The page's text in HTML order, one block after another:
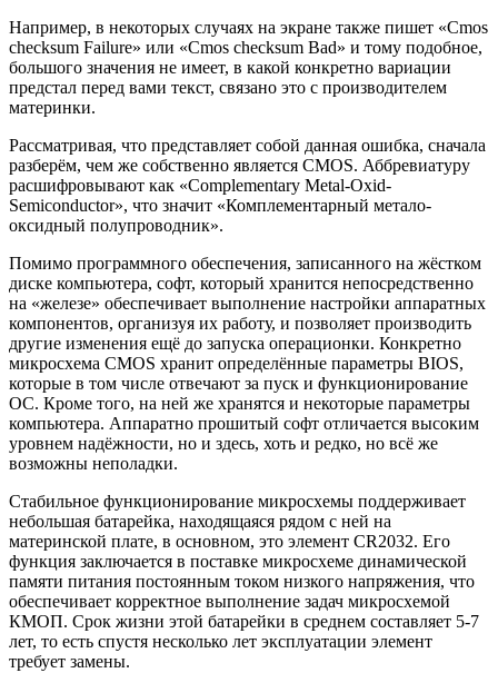
Например, в некоторых случаях на экране также пишет «Cmos
checksum Failure» или «Cmos checksum Bad» и тому подобное,
большого значения не имеет, в какой конкретно вариации
предстал перед вами текст, связано это с производителем
материнки.
Рассматривая, что представляет собой данная ошибка, сначала
разберём, чем же собственно является CMOS. Аббревиатуру
расшифровывают как «Complementary Metal-Oxid-
Semiconductor», что значит «Комплементарный метало-
оксидный полупроводник».
Помимо программного обеспечения, записанного на жёстком
диске компьютера, софт, который хранится непосредственно
на «железе» обеспечивает выполнение настройки аппаратных
компонентов, организуя их работу, и позволяет производить
другие изменения ещё до запуска операционки. Конкретно
микросхема CMOS хранит определённые параметры BIOS,
которые в том числе отвечают за пуск и функционирование
ОС. Кроме того, на ней же хранятся и некоторые параметры
компьютера. Аппаратно прошитый софт отличается высоким
уровнем надёжности, но и здесь, хоть и редко, но всё же
возможны неполадки.
Стабильное функционирование микросхемы поддерживает
небольшая батарейка, находящаяся рядом с ней на
материнской плате, в основном, это элемент CR2032. Его
функция заключается в поставке микросхеме динамической
памяти питания постоянным током низкого напряжения, что
обеспечивает корректное выполнение задач микросхемой
КМОП. Срок жизни этой батарейки в среднем составляет 5-7
лет, то есть спустя несколько лет эксплуатации элемент
требует замены.